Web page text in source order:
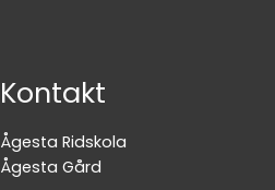
Kontakt
Ågesta Ridskola
Ågesta Gård